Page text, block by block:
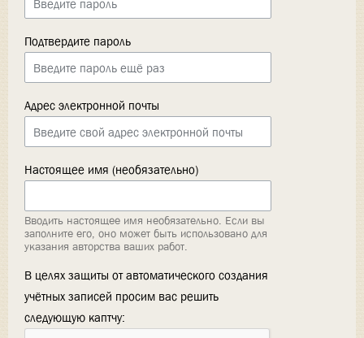
Подтвердите пароль
Адрес электронной почты
Настоящее имя (необязательно)
Вводить настоящее имя необязательно. Если вы
заполните его, оно может быть использовано для
указания авторства ваших работ.
В целях защиты от автоматического создания
учётных записей просим вас решить
следующую каптчу: